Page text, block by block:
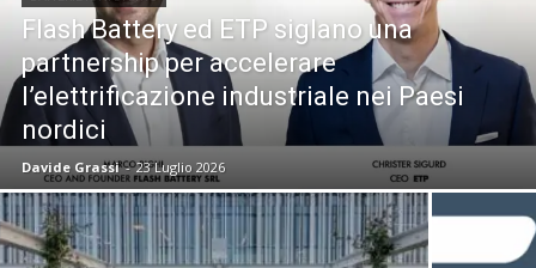
Flash Battery ed ETP siglano una
partnership per accelerare
l’elettrificazione industriale nei Paesi
nordici
Davide Grassi - 23 Luglio 2026